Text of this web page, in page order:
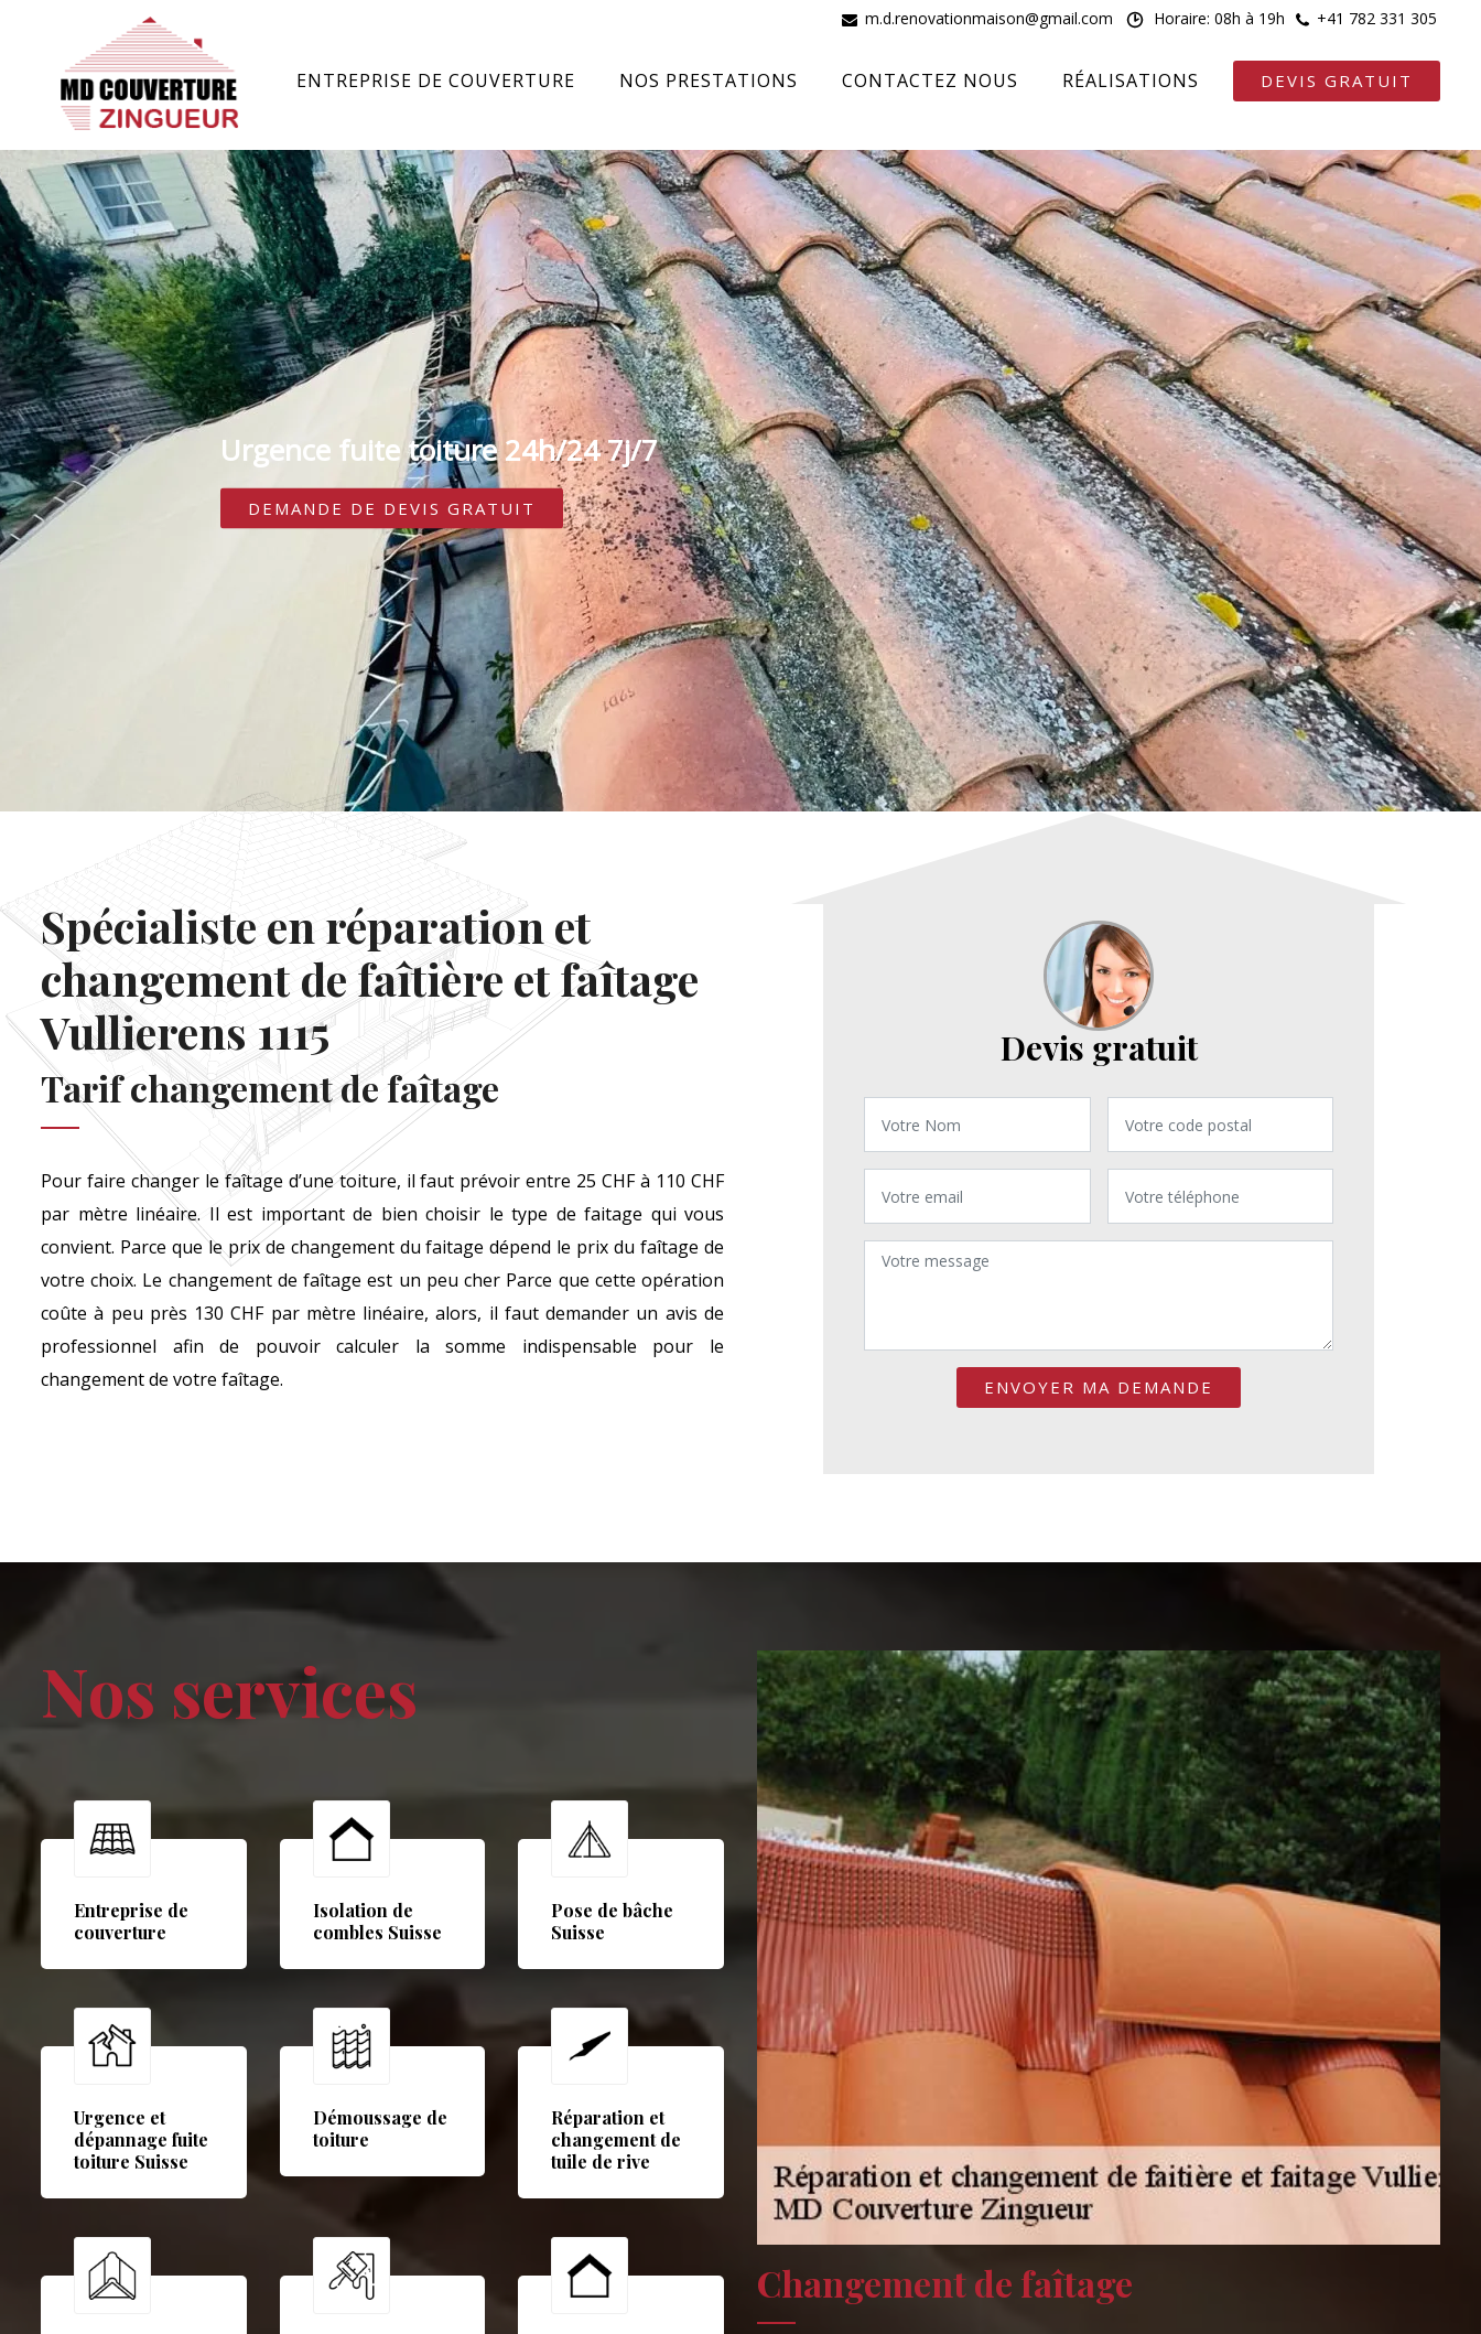
ENTREPRISE DE COUVERTURE NOS PRESTATIONS CONTACTEZ NOUS RÉALISATIONS DEVIS GRATUIT
m.d.renovationmaison@gmail.com Horaire: 08h à 19h +41 782 331 305
Urgence fuite toiture 24h/24 7j/7
DEMANDE DE DEVIS GRATUIT
Spécialiste en réparation et
changement de faîtière et faîtage
Vullierens 1115
Tarif changement de faîtage
Pour faire changer le faîtage d’une toiture, il faut prévoir entre 25 CHF à 110 CHF
par mètre linéaire. Il est important de bien choisir le type de faitage qui vous
convient. Parce que le prix de changement du faitage dépend le prix du faîtage de
votre choix. Le changement de faîtage est un peu cher Parce que cette opération
coûte à peu près 130 CHF par mètre linéaire, alors, il faut demander un avis de
professionnel afin de pouvoir calculer la somme indispensable pour le
changement de votre faîtage.
Devis gratuit
Nos services
Entreprise de
couverture
Isolation de
combles Suisse
Pose de bâche
Suisse
Urgence et
dépannage fuite
toiture Suisse
Démoussage de
toiture
Réparation et
changement de
tuile de rive
Changement de faîtage